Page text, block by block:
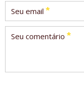
Seu email *
Seu comentário *